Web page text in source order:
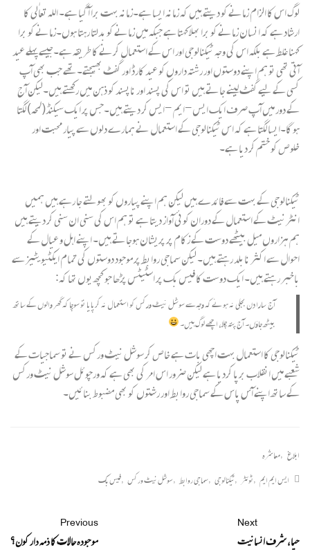
لوگ اس کا الزام زمانے کو دیتے ہیں کہ زمانہ ایسا ہے۔زمانہ بہت برا آ گیا ہے۔ اللہ تعالٰی کا
ارشاد ہے کہ انسان زمانے کو برا بھلا کہتا ہے جبکہ میں زمانے کو بدلتا رہتا ہوں۔زمانے کو برا
کہنا غلط ہے بلکہ اس کی وجہ ٹیکنالوجی اور اس کے استعمال کرنے کا طریقہ ہے۔جیسے پہلے عید
آتی تھی تو ہم اپنے دوستوں اور رشتہ داروں کو عید کارڈ اور گفٹ بھیجتے۔ تھے جب بھی آپ
کسی کے لیے گفٹ لینے جاتے ہیں تو اس کی پسند اور ناپسند کو ذہن میں رکھتے ہیں۔لیکن آج
کے دور میں آپ صرف ایک ایس-ایم -ایس کر دیتے ہیں۔جس پر ایک سیکنڈ(لمحہ) لگتا
ہو گا۔ایسا لگتا ہے کہ اس ٹیکنالوجی کے استعمال نے ہمارے دلوں سے پیار محبت اور
خلوص کو ختم کر دیا ہے۔
ٹیکنالوجی کے بہت سے فائدے ہیں لیکن ہم اپنے پیاروں کو بھولتے جا رہے ہیں ہمیں
انٹرنیٹ کے استعمال کے دوران کوئی آواز دیتا ہے تو ہم اس کی سنی ان سنی کر دیتے ہیں
ہم ہزاروں میل بیٹھے دوست کے زکام پر پریشان ہوجاتے ہیں۔ اپنے اہل و عیال کے
احوال سے اکثر نابلد رہتے ہیں۔ لیکن سماجی روابط پر موجود دوستوں کی تمام ایکٹیویٹیز سے
باخبر رہتے ہیں۔ ایک دوست کا فیس بک پر اسٹیٹس پڑھا جو کچھ یوں تھا کہ:
آج سارا دن بجلی نہ ہونے کہ وجہ سے سوشل نیٹ ورکس کو استعمال نہ کرپایا تو سوچا کہ گھر والوں کے ساتھ
بیٹھ جاؤں۔ آج پتہ چلا، اچھے لوگ ہیں۔
ٹیکنالوجی کا استعمال بہت اچھی بات ہے خاص کر سوشل نیٹ ورکس نے تو سماجیات کے
شعبے میں انقلاب برپا کردیا ہے لیکن ضرور اس امر کی بھی ہے کہ ورچوئل سوشل نیٹ ورکس
کے ساتھ اپنے آس پاس کے سماجی روابط اور رشتوں کو بھی مضبوط بنائیں۔
ابلاغ ,معاشرہ
ایس ایم ایم ,ٹوئٹر ,ٹیکنالوجی ,سماجی روابط ,سوشل نیٹ ورکس ,فیس بک
Previous
موجودہ حالات کا ذمہ دار کون؟
Next
حیا، شرف انسانیت